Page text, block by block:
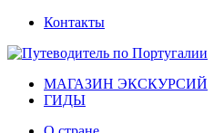
Контакты
МАГАЗИН ЭКСКУРСИЙ
ГИДЫ